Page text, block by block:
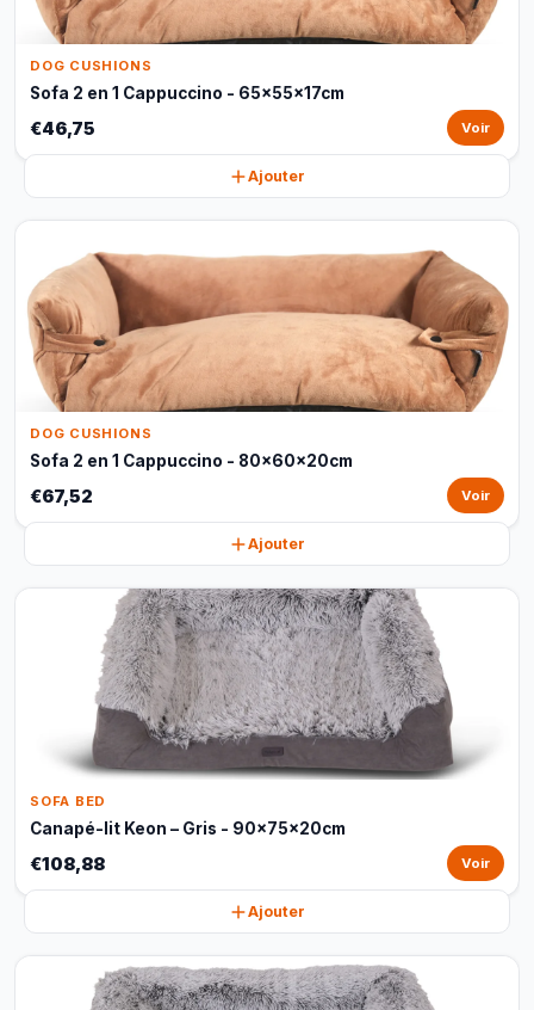
DOG CUSHIONS
Sofa 2 en 1 Cappuccino - 65x55x17cm
€46,75 Voir
Ajouter
DOG CUSHIONS
Sofa 2 en 1 Cappuccino - 80x60x20cm
€67,52 Voir
Ajouter
SOFA BED
Canapé-lit Keon – Gris - 90x75x20cm
€108,88 Voir
Ajouter